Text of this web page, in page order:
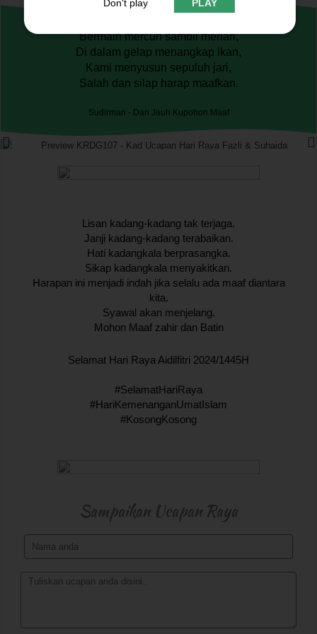
Don't play PLAY
Bermain mercun sambil menari,
Di dalam gelap menangkap ikan,
Kami menyusun sepuluh jari,
Salah dan silap harap maafkan.
Sudirman - Dari Jauh Kupohon Maaf
Lisan kadang-kadang tak terjaga.
Janji kadang-kadang terabaikan.
Hati kadangkala berprasangka.
Sikap kadangkala menyakitkan.
Harapan ini menjadi indah jika selalu ada maaf diantara
kita.
Syawal akan menjelang.
Mohon Maaf zahir dan Batin
Selamat Hari Raya Aidilfitri 2024/1445H
#SelamatHariRaya
#HariKemenanganUmatIslam
#KosongKosong
Sampaikan Ucapan Raya